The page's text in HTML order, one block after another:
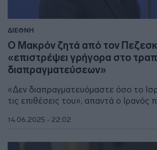
ΔΙΕΘΝΗ
Ο Μακρόν ζητά από τον
«επιστρέψει γρήγορα στο
διαπραγματεύσεων»
«Δεν διαπραγματευόμαστε όσο το
τις επιθέσεις του», απαντά ο Ιρανός
14.06.2025 - 22:02